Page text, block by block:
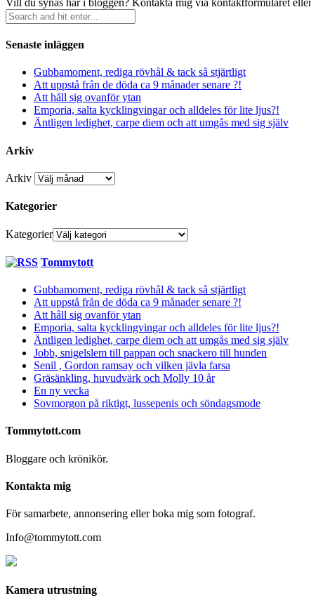
Vill du synas här i bloggen? Kontakta mig via kontaktformuläret
Senaste inläggen
Gubbamoment, rediga rövhål & tack så stjärtligt
Att uppstå från de döda ca 9 månader senare ?!
Att håll sig ovanför ytan
Emporia, salta kycklingvingar och alldeles för lite ljus?!
Äntligen ledighet, carpe diem och att umgås med sig själv
Arkiv
Arkiv
Kategorier
Kategorier
Tommytott
Gubbamoment, rediga rövhål & tack så stjärtligt
Att uppstå från de döda ca 9 månader senare ?!
Att håll sig ovanför ytan
Emporia, salta kycklingvingar och alldeles för lite ljus?!
Äntligen ledighet, carpe diem och att umgås med sig själv
Jobb, snigelslem till pappan och snackero till hunden
Senil , Gordon ramsay och vilken jävla farsa
Gräsänkling, huvudvärk och Molly 10 år
En ny vecka
Sovmorgon på riktigt, lussepenis och söndagsmode
Tommytott.com
Bloggare och krönikör.
Kontakta mig
För samarbete, annonsering eller boka mig som fotograf.
Info@tommytott.com
Kamera utrustning